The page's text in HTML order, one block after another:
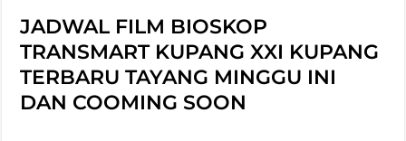
JADWAL FILM BIOSKOP
TRANSMART KUPANG XXI KUPANG
TERBARU TAYANG MINGGU INI
DAN COOMING SOON